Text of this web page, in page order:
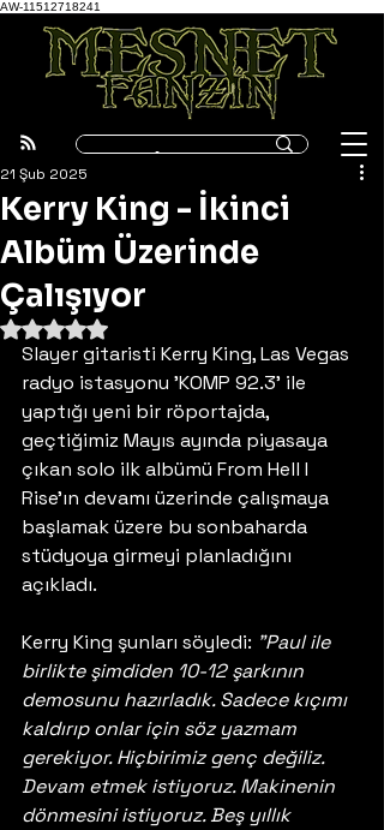
AW-11512718241
Kerry King - İkinci
Albüm Üzerinde
Çalışıyor
21 Şub 2025
5 üzerinden NaN yıldız
Slayer gitaristi Kerry King, Las Vegas
radyo istasyonu 'KOMP 92.3' ile
yaptığı yeni bir röportajda,
geçtiğimiz Mayıs ayında piyasaya
çıkan solo ilk albümü From Hell I
Rise'ın devamı üzerinde çalışmaya
başlamak üzere bu sonbaharda
stüdyoya girmeyi planladığını
açıkladı.
Kerry King şunları söyledi: "Paul ile
birlikte şimdiden 10-12 şarkının
demosunu hazırladık. Sadece kıçımı
kaldırıp onlar için söz yazmam
gerekiyor. Hiçbirimiz genç değiliz.
Devam etmek istiyoruz. Makinenin
dönmesini istiyoruz. Beş yıllık